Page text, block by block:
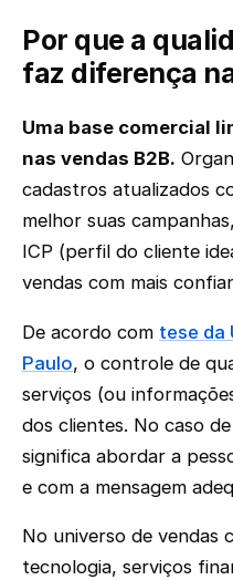
Por que a
faz diferença
Uma base comercial
nas vendas B2B.
cadastros atualizados
melhor suas
ICP (perfil do cliente
vendas com mais
De acordo com tese da
Paulo, o controle de
serviços (ou
dos clientes. No caso
significa abordar a
e com a mensagem
No universo de vendas
tecnologia, serviços